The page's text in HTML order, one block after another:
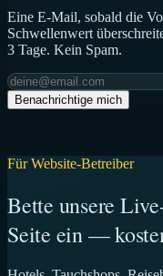
Eine E-Mail, sobald die
Schwellenwert
3 Tage. Kein Spam.
Benachrichtige mich
Für Website-Betreiber
Bette unsere
Seite ein —